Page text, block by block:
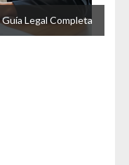
Legal Completa